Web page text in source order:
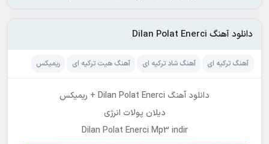
دانلود آهنگ Dilan Polat Enerci
آهنگ ترکیه ای آهنگ شاد ترکیه ای آهنگ هیت ترکیه ای ریمیکس
دانلود آهنگ Dilan Polat Enerci + ریمیکس
دیلان پولات انرژی
Dilan Polat Enerci Mp3 indir